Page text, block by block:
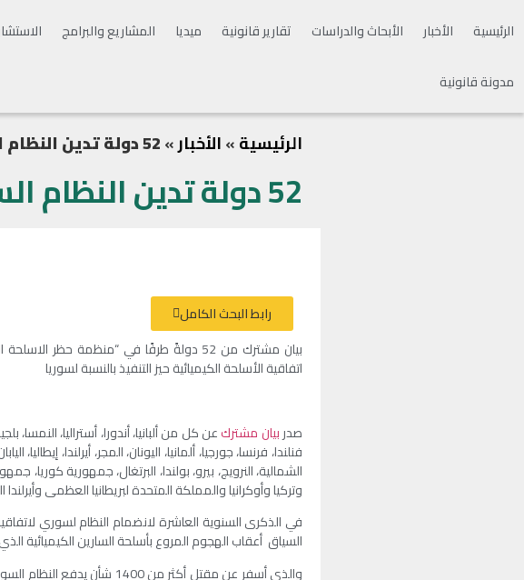
الرئيسية الأخبار الأبحاث والدراسات تقارير قانونية ميديا المشاريع والبرامج
مدونة قانونية
الرئيسية»الأخبار»52 دولة تدين النظام السوري استخدامه أسلحة كيميائية
52 دولة تدين النظام السوري استخدامه أسلحة كيميائية
رابط البحث الكامل
بيان مشترك من 52 دولةً طرفًا في “منظمة
اتفاقية الأسلحة الكيميائية حيز التنفيذ بالنسبة لسوريا
صدربيان مشتركعن كل من ألبانيا، أندورا، أستراليا، النمسا،
فنلندا، فرنسا، جورجيا، ألمانيا، اليونان، المجر، أيرلندا،
الشمالية، النرويج، بيرو، بولندا، البرتغال، جمهورية
وتركيا وأوكرانيا والمملكة المتحدة لبريطانيا العظمى
في الذكرى السنوية العاشرة لانضمام النظام لسوري
السياق أعقاب الهجوم المروع بأسلحة السارين الكيميائية الذي ارتكبه النظام السوري
والذي أسفر عن مقتل أكثر